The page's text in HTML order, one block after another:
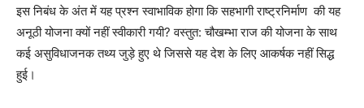
इस निबंध के अंत में यह प्रश्न स्वाभाविक होगा कि सहभागी राष्ट्रनिर्माण की यह
अनूठी योजना क्यों नहीं स्वीकारी गयी?वस्तुत: चौखम्भा राज की योजना के साथ
कई असुविधाजनक तथ्य जुड़े हुए थे जिससे यह देश के लिए आकर्षक नहीं सिद्ध
हुई।